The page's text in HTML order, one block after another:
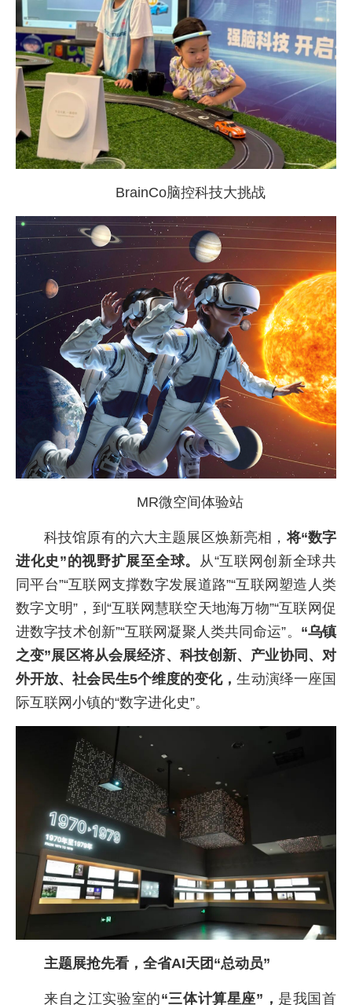
BrainCo脑控科技大挑战
MR微空间体验站
科技馆原有的六大主题展区焕新亮相， 将“数字
进化史”的视野扩展至全球。 从“互联网创新全球共
同平台”“互联网支撑数字发展道路”“互联网塑造人类
数字文明”，到“互联网慧联空天地海万物”“互联网促
进数字技术创新”“互联网凝聚人类共同命运”。 “乌镇
之变”展区将从会展经济、科技创新、产业协同、对
外开放、社会民生5个维度的变化，生动演绎一座国
际互联网小镇的“数字进化史”。
主题展抢先看，全省AI天团“总动员”
来自之江实验室的“三体计算星座”， 是我国首